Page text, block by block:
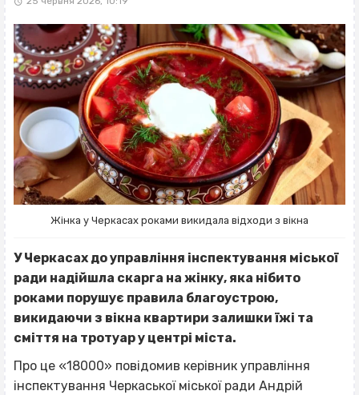
Жінка у Черкасах роками викидала відходи з вікна
У Черкасах до управління інспектування міської
ради надійшла скарга на жінку, яка нібито
роками порушує правила благоустрою,
викидаючи з вікна квартири залишки їжі та
сміття на тротуар у центрі міста.
Про це «18000» повідомив керівник управління
інспектування Черкаської міської ради Андрій